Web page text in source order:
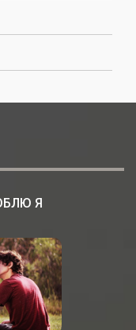
Я